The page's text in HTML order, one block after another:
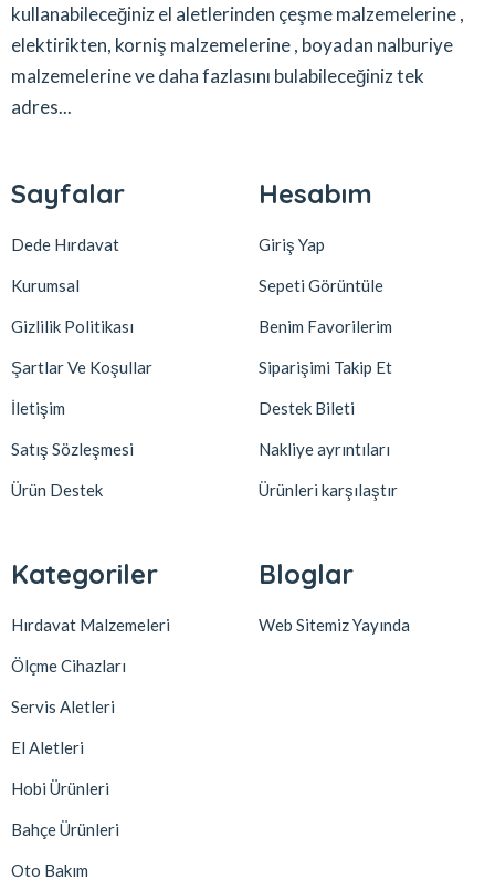
kullanabileceğiniz el aletlerinden çeşme malzemelerine ,
elektirikten, korniş malzemelerine , boyadan nalburiye
malzemelerine ve daha fazlasını bulabileceğiniz tek
adres...
Sayfalar
Dede Hırdavat
Kurumsal
Gizlilik Politikası
Şartlar Ve Koşullar
İletişim
Satış Sözleşmesi
Ürün Destek
Hesabım
Giriş Yap
Sepeti Görüntüle
Benim Favorilerim
Siparişimi Takip Et
Destek Bileti
Nakliye ayrıntıları
Ürünleri karşılaştır
Kategoriler
Hırdavat Malzemeleri
Ölçme Cihazları
Servis Aletleri
El Aletleri
Hobi Ürünleri
Bahçe Ürünleri
Oto Bakım
Bloglar
Web Sitemiz Yayında